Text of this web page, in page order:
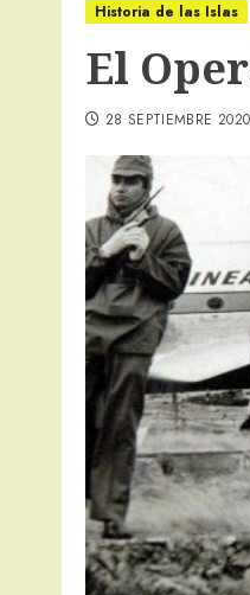
Historia de las Islas
El
28 SEPTIEMBRE 2020